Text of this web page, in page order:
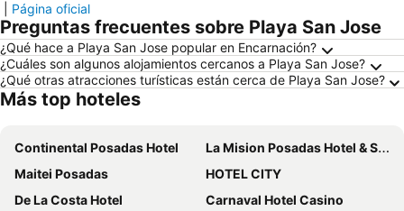
Página oficial
Preguntas frecuentes sobre Playa San Jose
¿Qué hace a Playa San Jose popular en Encarnación?
¿Cuáles son algunos alojamientos cercanos a Playa San Jose?
¿Qué otras atracciones turísticas están cerca de Playa San Jose?
Más top hoteles
Continental Posadas Hotel
La Mision Posadas Hotel & Spa
Maitei Posadas
HOTEL CITY
De La Costa Hotel
Carnaval Hotel Casino